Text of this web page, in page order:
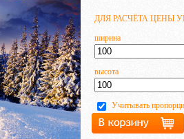
ДЛЯ РАСЧЁТА ЦЕНЫ
ширина
высота
Учитывать